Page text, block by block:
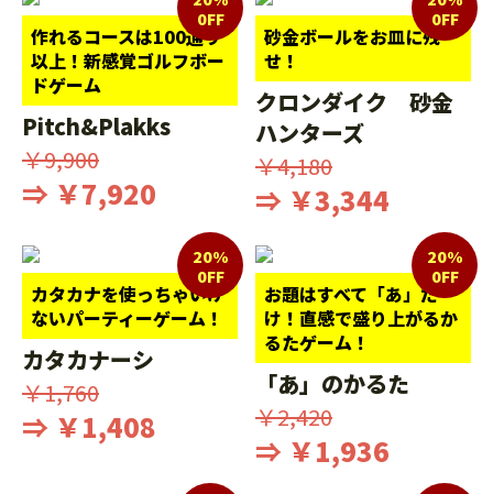
作れるコースは100通り
以上！新感覚ゴルフボー
ドゲーム
0FF
Pitch&Plakks
￥9,900
⇒ ￥7,920
砂金ボールをお皿に残
せ！
0FF
クロンダイク 砂金
ハンターズ
￥4,180
⇒ ￥3,344
カタカナを使っちゃいけ
ないパーティーゲーム！
20%
0FF
カタカナーシ
￥1,760
⇒ ￥1,408
お題はすべて「あ」だ
け！直感で盛り上がるか
るたゲーム！
20%
0FF
「あ」のかるた
￥2,420
⇒ ￥1,936